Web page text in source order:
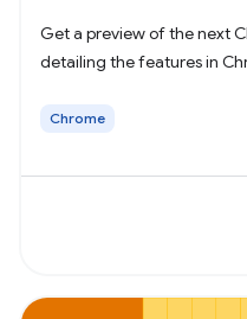
Get a preview of the next
detailing the features in
Chrome